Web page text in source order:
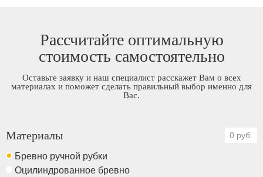
Рассчитайте оптимальную
стоимость самостоятельно
Оставьте заявку и наш специалист расскажет Вам о всех
материалах и поможет сделать правильный выбор именно для
Вас.
Материалы 0 руб.
Бревно ручной рубки
Оцилиндрованное бревно